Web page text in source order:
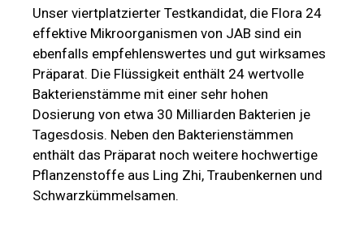
Unser viertplatzierter Testkandidat, die Flora 24
effektive Mikroorganismen von JAB sind ein
ebenfalls empfehlenswertes und gut wirksames
Präparat. Die Flüssigkeit enthält 24 wertvolle
Bakterienstämme mit einer sehr hohen
Dosierung von etwa 30 Milliarden Bakterien je
Tagesdosis. Neben den Bakterienstämmen
enthält das Präparat noch weitere hochwertige
Pflanzenstoffe aus Ling Zhi, Traubenkernen und
Schwarzkümmelsamen.